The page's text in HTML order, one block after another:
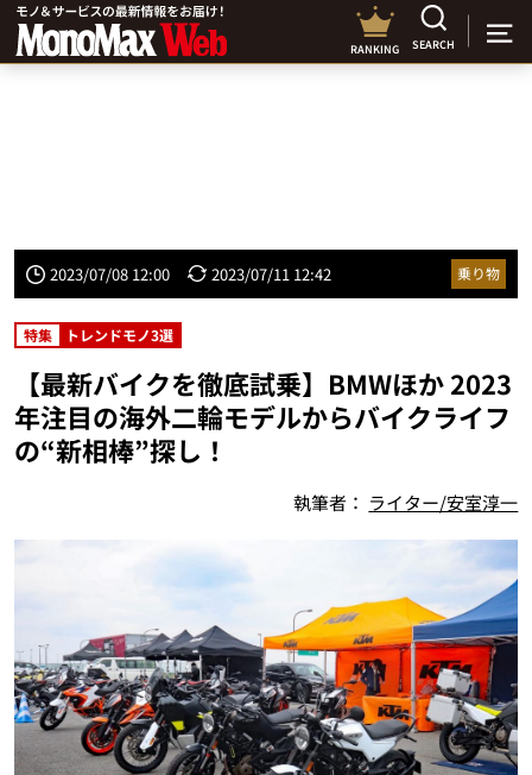
RANKING SEARCH
2023/07/08 12:00 2023/07/11 12:42 乗り物
特集 トレンドモノ3選
【最新バイクを徹底試乗】BMWほか 2023
年注目の海外二輪モデルからバイクライフ
の“新相棒”探し！
執筆者： ライター/安室淳一